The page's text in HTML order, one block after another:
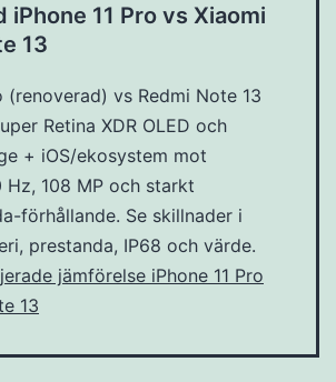
iPhone 11 Pro vs Xiaomi
13
(renoverad) vs Redmi Note 13
Retina XDR OLED och
+ iOS/ekosystem mot
Hz, 108 MP och starkt
förhållande. Se skillnader i
prestanda, IP68 och värde.
jämförelse iPhone 11 Pro
13